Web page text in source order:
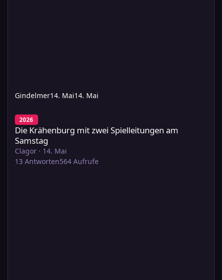
Gindelmer14. Mai14. Mai
Die Krähenburg mit zwei Spielleitungen am Samstag
2026
Die Krähenburg mit zwei Spielleitungen am
Samstag
Clagor · 14. Mai
13 Antworten564 Aufrufe